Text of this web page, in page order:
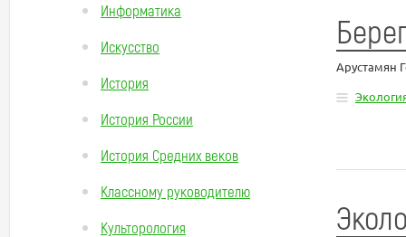
Информатика
Искусство
История
История России
История Средних веков
Классному руководителю
Культорология
Арустамян